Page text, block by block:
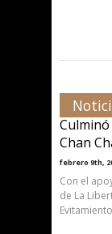
Chan
febrero 9th,
Con el
de La